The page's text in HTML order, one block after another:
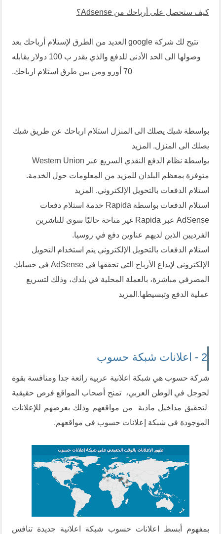
كيف ستحصل على أرباحك من Adsense؟
تتيح لك شركة google العديد من الطرق لإستلام أرباحك بعد
وصولها الى الحد الأدنى للدفع والذي يقدر ب 100 دولار يقابله
70 أورو ومن بين طرق استلام ارباحك.
بواسطة شيك يصلك الى المنزل استلام ارباحك عن طريق شيك
يصلك الى المنزل. المزيد
بواسطة نظام الدفع النقدي السريع عبر Western Union
متوفرة بمعظم البلدان للمزيد من المعلومات حول الخدمة.
استلام الدفعات بالتحويل الإلكتروني. المزيد
استلام الدفعات بواسطة Rapida خدمة استلام دفعات
AdSense عبر Rapida غير متاحة حاليًا سوى للناشرين
الفرديين الذين لديهم عناوين دفع في روسيا.
استلام الدفعات بالتحويل الإلكتروني يتم استخدام التحويل
الإلكتروني لإيداع الأرباح التي تحققها في AdSense في حسابك
المصرفي مباشرة، بالعملة المحلية في بلدك، وذلك لتسريع
عملية الدفع وتبسيطها. المزيد
2 - اعلانات شبكة حسوب
شركة حسوبهي شبكة اعلانية عربية رائعة جدا ومنافسة بقوة
لجوجل في الوطن العربي، تمنح أصحاب المواقع فرص حقيقية
لتحقيق مداخيل مادية من مواقعهم وذلك بعرضهم للإعلانات
الموجودة في شبكة إعلانات حسوب في مواقعهم.
بمفهوم أبسط اعلانات حسوب شبكة اعلانية جديدة تنافس